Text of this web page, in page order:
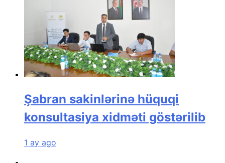
Şabran sakinlərinə hüquqi
konsultasiya xidməti göstərilib
1 ay ago